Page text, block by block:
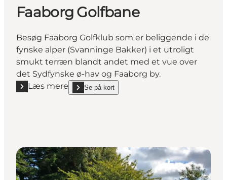
Faaborg Golfbane
Besøg Faaborg Golfklub som er beliggende i de
fynske alper (Svanninge Bakker) i et utroligt
smukt terræn blandt andet med et vue over
det Sydfynske ø-hav og Faaborg by.
Læs mere
Læs mere "Faaborg Golfbane"
Se på kort
show Faaborg Golfbane on_map